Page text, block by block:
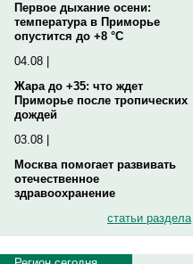
Первое дыхание осени:
температура в Приморье
опустится до +8 °C
04.08 |
Жара до +35: что ждет
Приморье после тропических
дождей
03.08 |
Москва помогает развивать
отечественное
здравоохранение
статьи раздела